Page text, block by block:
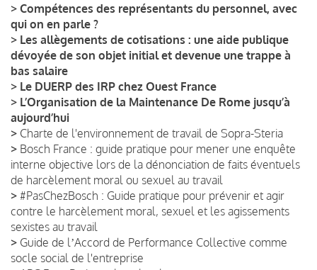
> Compétences des représentants du personnel, avec
qui on en parle ?
> Les allègements de cotisations : une aide publique
dévoyée de son objet initial et devenue une trappe à
bas salaire
> Le DUERP des IRP chez Ouest France
> L’Organisation de la Maintenance De Rome jusqu’à
aujourd’hui
> Charte de l'environnement de travail de Sopra-Steria
> Bosch France : guide pratique pour mener une enquête
interne objective lors de la dénonciation de faits éventuels
de harcèlement moral ou sexuel au travail
> #PasChezBosch : Guide pratique pour prévenir et agir
contre le harcèlement moral, sexuel et les agissements
sexistes au travail
> Guide de lʼAccord de Performance Collective comme
socle social de l'entreprise